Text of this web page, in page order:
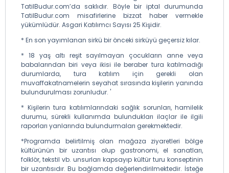
TatilBudur.com’da saklıdır. Böyle bir iptal durumunda
TatilBudur.com misafirlerine bizzat haber vermekle
yükümlüdür. Asgari Katılımcı Sayısı 25 Kişidir.
* En son yayımlanan sirkü bir önceki sirküyü geçersiz kılar.
* 18 yaş altı reşit sayılmayan çocukların anne veya
babalarından biri veya ikisi ile beraber tura katılmadığı
durumlarda, tura katılım için gerekli olan
muvaffakatnamelerin seyahat sırasında kişilerin yanında
bulundurulması zorunludur. '
* Kişilerin tura katılımlarındaki sağlık sorunları, hamilelik
durumu, sürekli kullanımda bulundukları ilaçlar ile ilgili
raporları yanlarında bulundurmaları gerekmektedir.
*Programda belirtilmiş olan mağaza ziyaretleri bölge
kültürünün bir uzantısı olup gastronomi, el sanatları,
folklör, tekstil vb. unsurları kapsayıp kültür turu konseptinin
bir uzantısıdır. Bu bağlamda değerlendirilmektedir. İsteğe